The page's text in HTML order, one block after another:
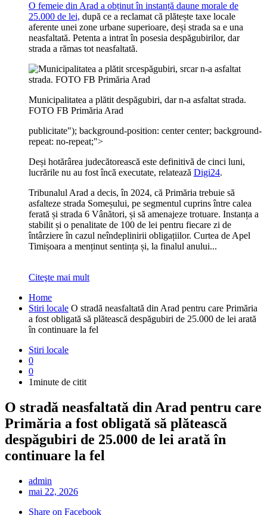
O femeie din Arad a obținut în instanță daune morale de
25.000 de lei, după ce a reclamat că plătește taxe locale
aferente unei zone urbane superioare, deși strada sa e una
neasfaltată. Petenta a intrat în posesia despăgubirilor, dar
strada a rămas tot neasfaltată.
Municipalitatea a plătit despăgubiri, dar n-a asfaltat strada.
FOTO FB Primăria Arad
publicitate"); background-position: center center; background-
repeat: no-repeat;">
Deși hotărârea judecătorească este definitivă de cinci luni,
lucrările nu au fost încă executate, relatează Digi24.
Tribunalul Arad a decis, în 2024, că Primăria trebuie să
asfalteze strada Someșului, pe segmentul cuprins între calea
ferată și strada 6 Vânători, și să amenajeze trotuare. Instanța a
stabilit și o penalitate de 100 de lei pentru fiecare zi de
întârziere în cazul neîndeplinirii obligațiilor. Curtea de Apel
Timișoara a menținut sentința și, la finalul anului...
Citeşte mai mult
Home
Stiri locale O stradă neasfaltată din Arad pentru care Primăria
a fost obligată să plătească despăgubiri de 25.000 de lei arată
în continuare la fel
Stiri locale
0
0
1minute de citit
O stradă neasfaltată din Arad pentru care
Primăria a fost obligată să plătească
despăgubiri de 25.000 de lei arată în
continuare la fel
admin
mai 22, 2026
Share on Facebook